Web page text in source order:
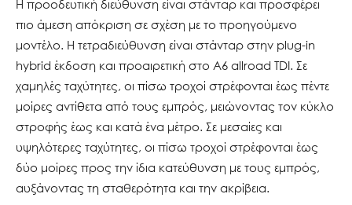
Η προοδευτική διεύθυνση είναι στάνταρ και προσφέρει
πιο άμεση απόκριση σε σχέση με το προηγούμενο
μοντέλο. Η τετραδιεύθυνση είναι στάνταρ στην plug-in
hybrid έκδοση και προαιρετική στο A6 allroad TDI. Σε
χαμηλές ταχύτητες, οι πίσω τροχοί στρέφονται έως πέντε
μοίρες αντίθετα από τους εμπρός, μειώνοντας τον κύκλο
στροφής έως και κατά ένα μέτρο. Σε μεσαίες και
υψηλότερες ταχύτητες, οι πίσω τροχοί στρέφονται έως
δύο μοίρες προς την ίδια κατεύθυνση με τους εμπρός,
αυξάνοντας τη σταθερότητα και την ακρίβεια.